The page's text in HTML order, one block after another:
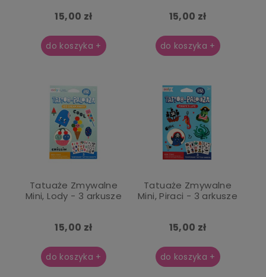
15,00 zł
do koszyka +
15,00 zł
do koszyka +
Tatuaże Zmywalne
Mini, Lody - 3 arkusze
15,00 zł
do koszyka +
Tatuaże Zmywalne
Mini, Piraci - 3 arkusze
15,00 zł
do koszyka +